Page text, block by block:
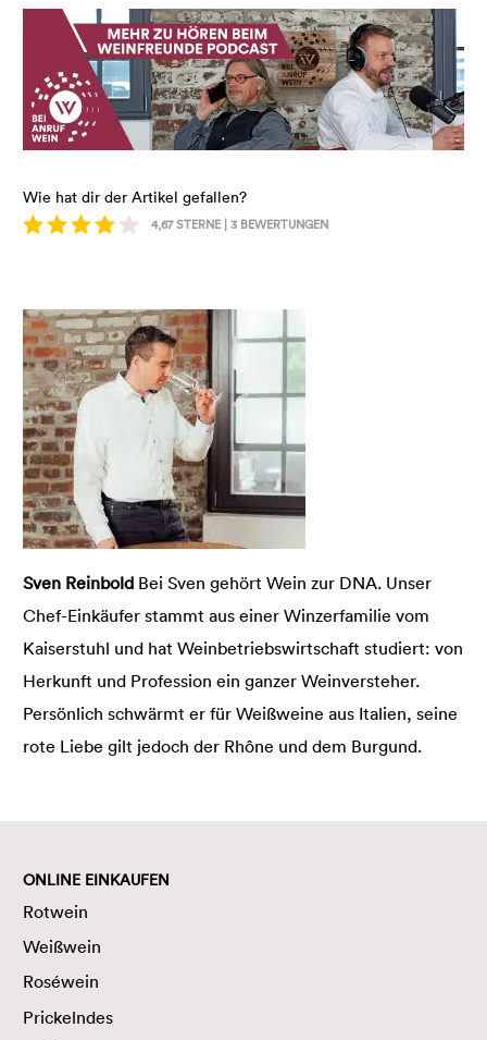
Wie hat dir der Artikel gefallen?
4,67STERNE | 3 BEWERTUNGEN
Sven Reinbold Bei Sven gehört Wein zur DNA. Unser
Chef-Einkäufer stammt aus einer Winzerfamilie vom
Kaiserstuhl und hat Weinbetriebswirtschaft studiert: von
Herkunft und Profession ein ganzer Weinversteher.
Persönlich schwärmt er für Weißweine aus Italien, seine
rote Liebe gilt jedoch der Rhône und dem Burgund.
ONLINE EINKAUFEN
Rotwein
Weißwein
Roséwein
Prickelndes